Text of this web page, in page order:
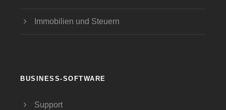
Immobilien und Steuern
BUSINESS-SOFTWARE
Support